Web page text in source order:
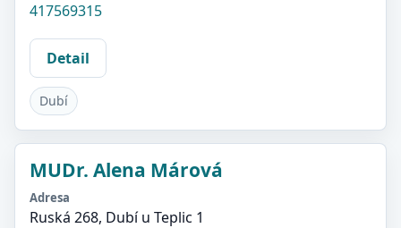
417569315
Detail
Dubí
MUDr. Alena Márová
Adresa
Ruská 268, Dubí u Teplic 1